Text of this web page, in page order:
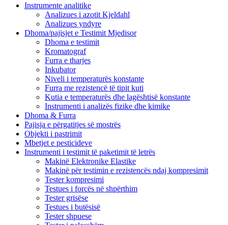
Instrumente analitike
Analizues i azotit Kjeldahl
Analizues yndyre
Dhoma/pajisjet e Testimit Mjedisor
Dhoma e testimit
Kromatograf
Furra e tharjes
Inkubator
Niveli i temperaturës konstante
Furra me rezistencë të tipit kuti
Kutia e temperaturës dhe lagështisë konstante
Instrumenti i analizës fizike dhe kimike
Dhoma & Furra
Pajisja e përgatitjes së mostrës
Objekti i pastrimit
Mbetjet e pesticideve
Instrumenti i testimit të paketimit të letrës
Makinë Elektronike Elastike
Makinë për testimin e rezistencës ndaj kompresimit
Tester kompresimi
Testues i forcës në shpërthim
Tester grisëse
Testues i butësisë
Tester shpuese